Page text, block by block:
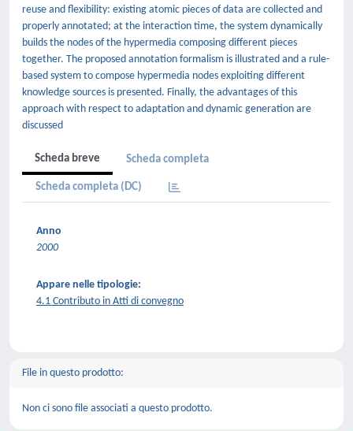
reuse and flexibility: existing atomic pieces of data are collected and
properly annotated; at the interaction time, the system dynamically
builds the nodes of the hypermedia composing different pieces
together. The proposed annotation formalism is illustrated and a rule-
based system to compose hypermedia nodes exploiting different
knowledge sources is presented. Finally, the advantages of this
approach with respect to adaptation and dynamic generation are
discussed
Scheda breve Scheda completa
Scheda completa (DC)
Anno
2000
Appare nelle tipologie:
4.1 Contributo in Atti di convegno
File in questo prodotto:
Non ci sono file associati a questo prodotto.